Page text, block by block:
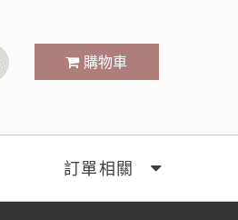
購物車
訂單相關